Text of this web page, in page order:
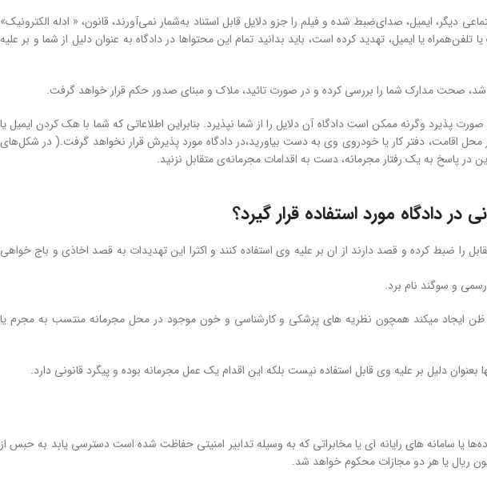
ایمیل، صدای‌ضبط ‌شده و فیلم را جزو دلایل قابل استناد به‌شمار نمی‌آورند، قانون، « ادله الکترونیک»
یا ایمیل، تهدید کرده است، باید بدانید تمام این محتواها در دادگاه به عنوان دلیل از شما و بر علیه
شد، صحت مدارک شما را بررسی کرده و در صورت تائید، ملاک و مبنای صدور حکم قرار خواهد گرفت.
پذیرد وگرنه ممکن است دادگاه آن دلایل را از شما نپذیرد. بنابراین اطلاعاتی که شما با هک کردن ایمیل یا
محل اقامت، دفتر کار یا خودروی وی به دست بیاورید،در دادگاه مورد پذیرش قرار نخواهد گرفت.( در شکل‌های
در پاسخ به یک رفتار مجرمانه، دست به اقدامات مجرمانه‌ی متقابل نزنید.
دادگاه مورد استفاده قرار گیرد؟
را ضبط کرده و قصد دارند از ان بر علیه وی استفاده کنند و اکثرا این تهدیدات به قصد اخاذی و باج خواهی
و سوگند نام برد.
ظن ایجاد میکند همچون نظریه های پزشکی و کارشناسی و خون موجود در محل مجرمانه منتسب به مجرم یا
دلیل بر علیه وی قابل استفاده نیست بلکه این اقدام یک عمل مجرمانه بوده و پیگرد قانونی دارد.
داده‌ها یا سامانه ‌های رایانه ‌ای یا مخابراتی که به‌ وسیله تدابیر امنیتی حفاظت شده است دسترسی یابد به حبس از
ریال یا هر دو مجازات محکوم خواهد شد.